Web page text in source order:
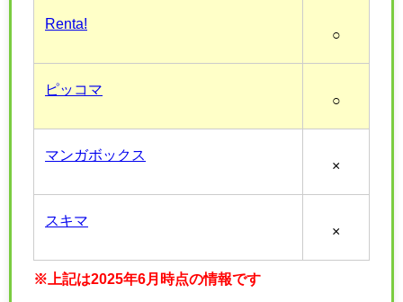
Renta!
○
ピッコマ
○
マンガボックス
×
スキマ
×
※上記は2025年6月時点の情報です